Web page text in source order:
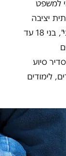
למשפט
יציבה
לצעירים המוגדרים "חסרי עורף משפחתי", בני 18 עד
סיוע
לימודים